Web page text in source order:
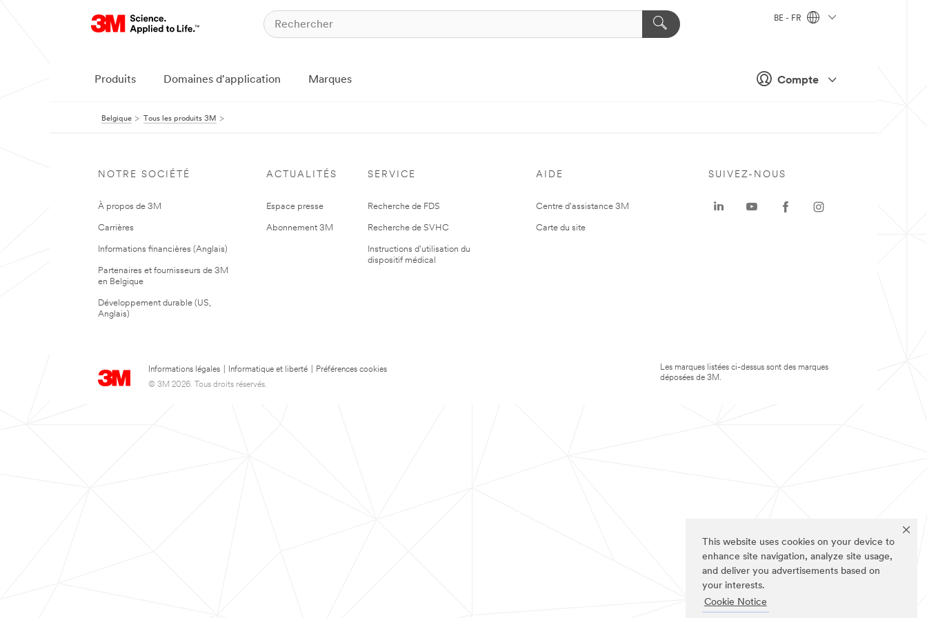
This website uses cookies on your device to
enhance site navigation, analyze site usage,
and deliver you advertisements based on
your interests.
Cookie Notice
Compte
BE - FR
Produits Domaines d'application Marques
Belgique Tous les produits 3M
NOTRE SOCIÉTÉ
À propos de 3M
Carrières
Informations financières (Anglais)
Partenaires et fournisseurs de 3M
en Belgique
Développement durable (US,
Anglais)
ACTUALITÉS
Espace presse
Abonnement 3M
SERVICE
Recherche de FDS
Recherche de SVHC
Instructions d'utilisation du
dispositif médical
AIDE
Centre d'assistance 3M
Carte du site
Informations légales Informatique et liberté
Préférences cookies
© 3M 2026. Tous droits réservés.
SUIVEZ-NOUS
Les marques listées ci-dessus sont des marques
déposées de 3M.